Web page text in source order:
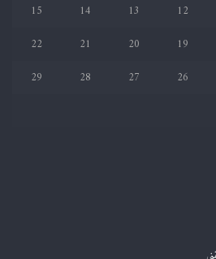
12
13
14
15
19
20
21
22
26
27
28
29